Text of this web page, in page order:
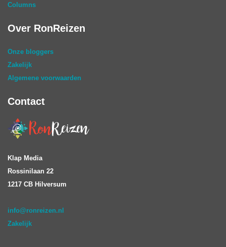
Columns
Over RonReizen
Onze bloggers
Zakelijk
Algemene voorwaarden
Contact
Klap Media
Rossinilaan 22
1217 CB Hilversum
info@ronreizen.nl
Zakelijk